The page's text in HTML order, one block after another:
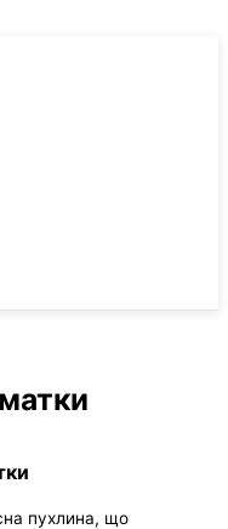
пухлина, що